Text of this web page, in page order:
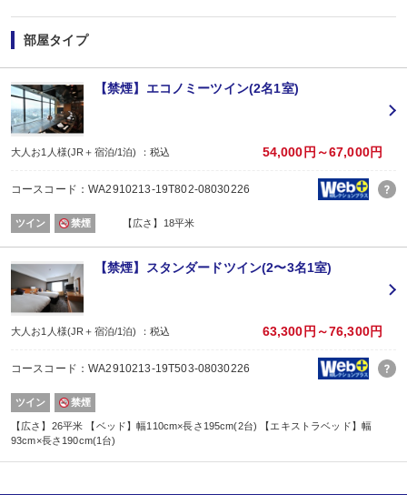
部屋タイプ
【禁煙】エコノミーツイン(2名1室)
大人お1人様(JR＋宿泊/1泊) ：税込 54,000円～67,000円
コースコード：WA2910213-19T802-08030226
ツイン 禁煙 【広さ】18平米
【禁煙】スタンダードツイン(2〜3名1室)
大人お1人様(JR＋宿泊/1泊) ：税込 63,300円～76,300円
コースコード：WA2910213-19T503-08030226
ツイン 禁煙
【広さ】26平米 【ベッド】幅110cm×長さ195cm(2台) 【エキストラベッド】幅
93cm×長さ190cm(1台)